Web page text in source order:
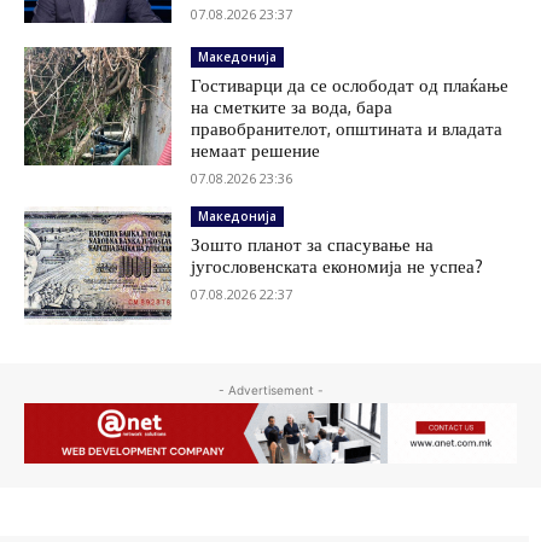
07.08.2026 23:37
Македонија
Гостиварци да се ослободат од плаќање
на сметките за вода, бара
правобранителот, општината и владата
немаат решение
07.08.2026 23:36
Македонија
Зошто планот за спасување на
југословенската економија не успеа?
07.08.2026 22:37
- Advertisement -